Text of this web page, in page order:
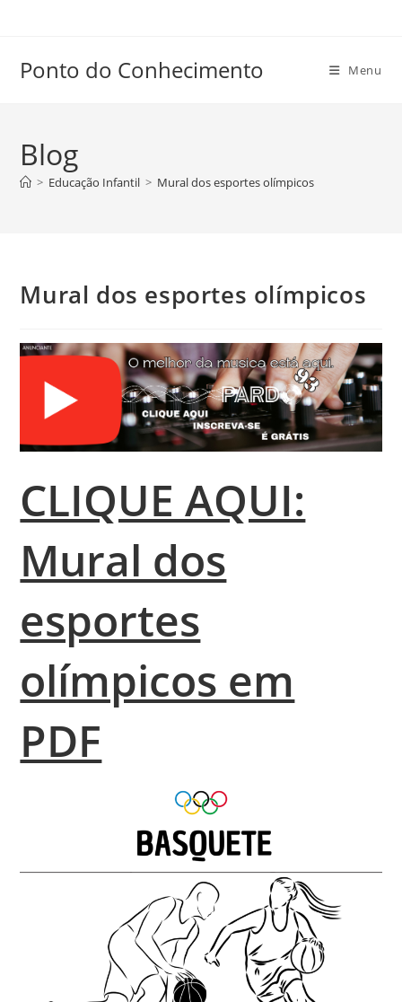
conteúdo
Ponto do Conhecimento Menu
Blog
> Educação Infantil > Mural dos esportes olímpicos
Mural dos esportes olímpicos
CLIQUE AQUI:
Mural dos
esportes
olímpicos em
PDF